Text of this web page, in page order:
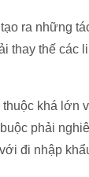
ra những
thay thế các
khá lớn
phải
đi nhập